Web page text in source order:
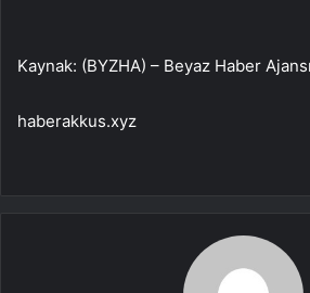
Kaynak: (BYZHA) – Beyaz Haber Ajansı
haberakkus.xyz